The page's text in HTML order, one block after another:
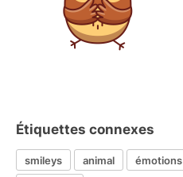
Étiquettes connexes
smileys animal émotions